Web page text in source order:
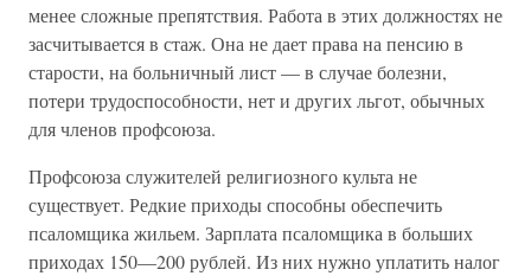
менее сложные препятствия. Работа в этих должностях не
засчитывается в стаж. Она не дает права на пенсию в
старости, на больничный лист — в случае болезни,
потери трудоспособности, нет и других льгот, обычных
для членов профсоюза.
Профсоюза служителей религиозного культа не
существует. Редкие приходы способны обеспечить
псаломщика жильем. Зарплата псаломщика в больших
приходах 150—200 рублей. Из них нужно уплатить налог